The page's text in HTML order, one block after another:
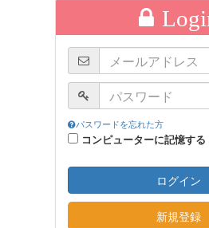
パスワードを忘れた方
コンピューターに記憶する
ログイン
新規登録